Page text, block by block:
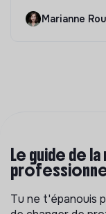
Marianne
Le guide de
Tu ne t'épanouis